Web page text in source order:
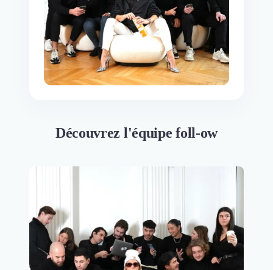
Découvrez l'équipe foll-ow